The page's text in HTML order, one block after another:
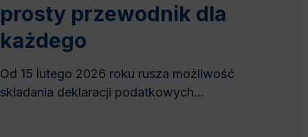
prosty przewodnik dla
każdego
Od 15 lutego 2026 roku rusza możliwość
składania deklaracji podatkowych...